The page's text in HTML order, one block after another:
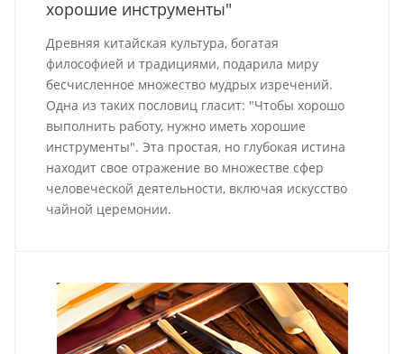
хорошие инструменты"
Древняя китайская культура, богатая
философией и традициями, подарила миру
бесчисленное множество мудрых изречений.
Одна из таких пословиц гласит: "Чтобы хорошо
выполнить работу, нужно иметь хорошие
инструменты". Эта простая, но глубокая истина
находит свое отражение во множестве сфер
человеческой деятельности, включая искусство
чайной церемонии.